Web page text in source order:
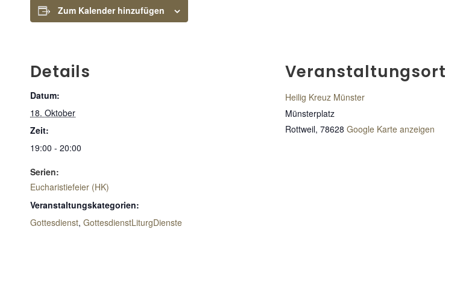
Zum Kalender hinzufügen
Details
Datum:
18. Oktober
Zeit:
19:00 - 20:00
Serien:
Eucharistiefeier (HK)
Veranstaltungskategorien:
Gottesdienst, GottesdienstLiturgDienste
Veranstaltungsort
Heilig Kreuz Münster
Münsterplatz
Rottweil, 78628 Google Karte anzeigen